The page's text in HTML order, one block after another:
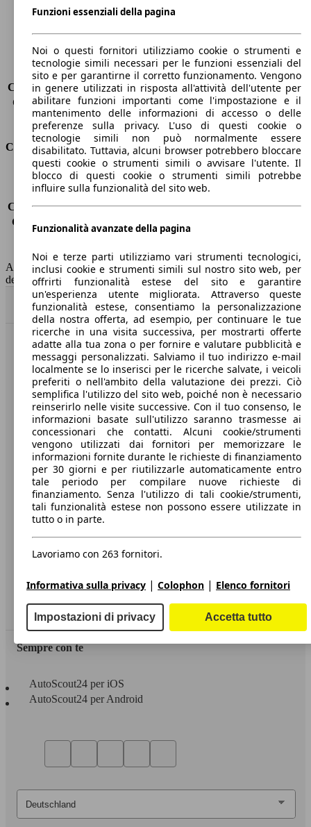
Peso massimo
-
Sedili
5
Carico sul tetto
-
Capacità di traino (senza freni) -
Capacità di traino (con freni)
1600 kg
Volume del bagagliaio
530 - 1780 l
Consumi
Emissioni di CO2*
118 g/km (komb.)
Consumo (urbano)
6.9 l/100km
Consumo (extra-urbano) 4.6 l/100km
Consumo (combinato)*
5.4 l/100km
Capacità del serbatoio
62 l
AutoScout24 non si assume alcuna responsabilità per la correttezza
dei dati.
Torna su
Benvenuti su AutoScout24, il mercato auto europeo.
Società
A proposito di AutoScout24
Stampa
Media
Condizioni generali
Informazioni
Privacy
Dichiarazione di Accessibilità
Servizi
Area rivenditori
Sempre con te
AutoScout24 per iOS
AutoScout24 per Android
Funzioni essenziali della pagina
Noi o questi fornitori utilizziamo cookie o strumenti e
tecnologie simili necessari per le funzioni essenziali del
sito e per garantirne il corretto funzionamento. Vengono
in genere utilizzati in risposta all'attività dell'utente per
abilitare funzioni importanti come l'impostazione e il
mantenimento delle informazioni di accesso o delle
preferenze sulla privacy. L'uso di questi cookie o
tecnologie simili non può normalmente essere
disabilitato. Tuttavia, alcuni browser potrebbero bloccare
questi cookie o strumenti simili o avvisare l'utente. Il
blocco di questi cookie o strumenti simili potrebbe
influire sulla funzionalità del sito web.
Funzionalità avanzate della pagina
Noi e terze parti utilizziamo vari strumenti tecnologici,
inclusi cookie e strumenti simili sul nostro sito web, per
offrirti funzionalità estese del sito e garantire
un'esperienza utente migliorata. Attraverso queste
funzionalità estese, consentiamo la personalizzazione
della nostra offerta, ad esempio, per continuare le tue
ricerche in una visita successiva, per mostrarti offerte
adatte alla tua zona o per fornire e valutare pubblicità e
messaggi personalizzati. Salviamo il tuo indirizzo e-mail
localmente se lo inserisci per le ricerche salvate, i veicoli
preferiti o nell'ambito della valutazione dei prezzi. Ciò
semplifica l'utilizzo del sito web, poiché non è necessario
reinserirlo nelle visite successive. Con il tuo consenso, le
informazioni basate sull'utilizzo saranno trasmesse ai
concessionari che contatti. Alcuni cookie/strumenti
vengono utilizzati dai fornitori per memorizzare le
informazioni fornite durante le richieste di finanziamento
per 30 giorni e per riutilizzarle automaticamente entro
tale periodo per compilare nuove richieste di
finanziamento. Senza l'utilizzo di tali cookie/strumenti,
tali funzionalità estese non possono essere utilizzate in
tutto o in parte.
Lavoriamo con 263 fornitori.
Informativa sulla privacy | Colophon | Elenco fornitori
Impostazioni di privacy Accetta tutto